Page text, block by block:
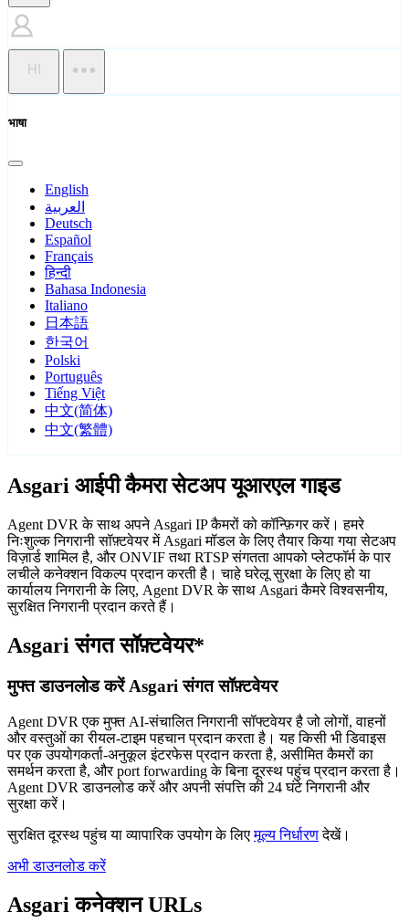
HI
भाषा
English
العربية
Deutsch
Español
Français
हिन्दी
Bahasa Indonesia
Italiano
日本語
한국어
Polski
Português
Tiếng Việt
中文(简体)
中文(繁體)
Asgari आईपी कैमरा सेटअप यूआरएल गाइड
Agent DVR के साथ अपने Asgari IP कैमरों को कॉन्फ़िगर करें। हमरे
निःशुल्क निगरानी सॉफ़्टवेयर में Asgari मॉडल के लिए तैयार किया गया सेटअप
विज़ार्ड शामिल है, और ONVIF तथा RTSP संगतता आपको प्लेटफॉर्म के पार
लचीले कनेक्शन विकल्प प्रदान करती है। चाहे घरेलू सुरक्षा के लिए हो या
कार्यालय निगरानी के लिए, Agent DVR के साथ Asgari कैमरे विश्वसनीय,
सुरक्षित निगरानी प्रदान करते हैं।
Asgari संगत सॉफ़्टवेयर*
मुफ्त डाउनलोड करें Asgari संगत सॉफ़्टवेयर
Agent DVR एक मुफ्त AI-संचालित निगरानी सॉफ्टवेयर है जो लोगों, वाहनों
और वस्तुओं का रीयल-टाइम पहचान प्रदान करता है। यह किसी भी डिवाइस
पर एक उपयोगकर्ता-अनुकूल इंटरफेस प्रदान करता है, असीमित कैमरों का
समर्थन करता है, और port forwarding के बिना दूरस्थ पहुंच प्रदान करता है।
Agent DVR डाउनलोड करें और अपनी संपत्ति की 24 घंटे निगरानी और
सुरक्षा करें।
सुरक्षित दूरस्थ पहुंच या व्यापारिक उपयोग के लिएमूल्य निर्धारणदेखें।
अभी डाउनलोड करें
Asgari कनेक्शन URLs